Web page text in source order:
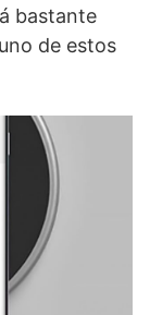
bastante
de estos